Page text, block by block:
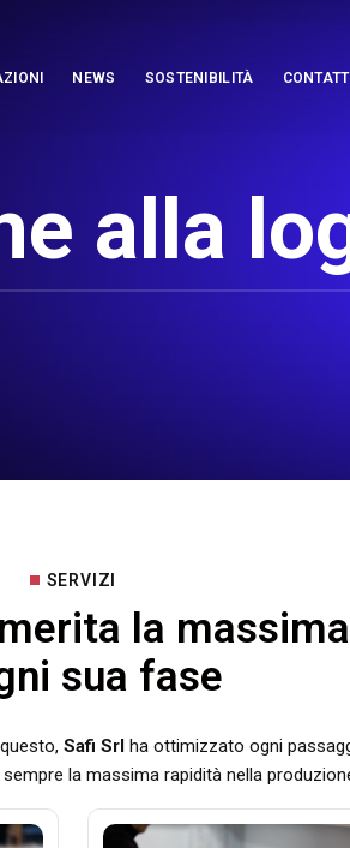
NEWS SOSTENIBILITÀ CONTATTI
alla
SERVIZI
la
sua fase
Safi Srl ha ottimizzato ogni
la massima rapidità nella